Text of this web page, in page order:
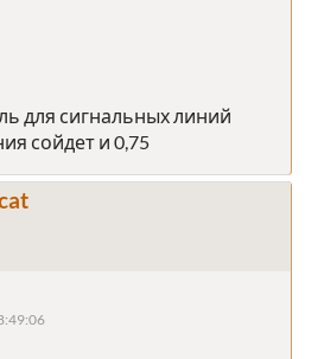
для сигнальных линий
сойдет и 0,75